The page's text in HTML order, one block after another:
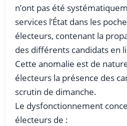
n’ont pas été
services l’État dans les
électeurs, contenant la
des différents candidats en
Cette anomalie est de
électeurs la présence des
scrutin de dimanche.
Le dysfonctionnement
électeurs de :